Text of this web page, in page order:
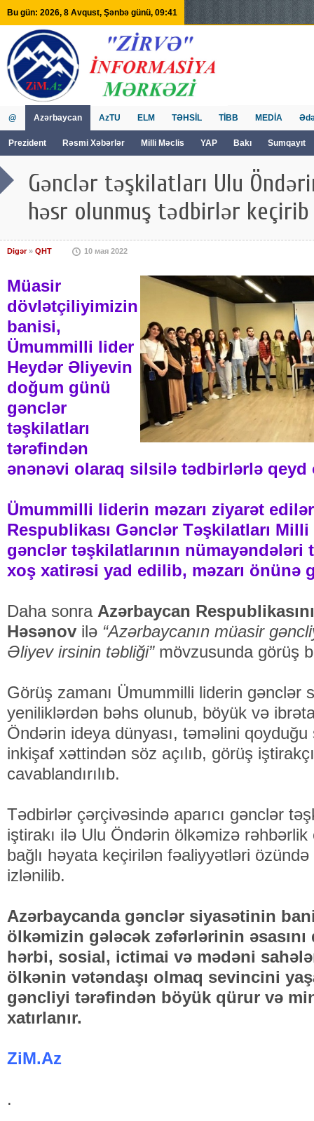
Bu gün: 2026, 8 Avqust, Şənbə günü, 09:41
@ Azərbaycan
Prezident Rəsmi Xəbərlər Milli Məclis YAP Bakı Sumqayıt
AzTU ELM TƏHSİL TİBB MEDİA
Gənclər təşkilatları Ulu
həsr olunmuş tədbirlər keçirib
Digər» QHT 10 мая 2022
Müasir
dövlətçiliyimizin
banisi,
Ümummilli lider
Heydər Əliyevin
doğum günü
gənclər
təşkilatları
tərəfindən
ənənəvi olaraq silsilə tədbirlərlə qeyd
Ümummilli liderin məzarı ziyarət
Respublikası Gənclər Təşkilatları
gənclər təşkilatlarının
xoş xatirəsi yad edilib, məzarı önünə
Daha sonra Azərbaycan
Həsənov ilə “Azərbaycanın müasir
Əliyev irsinin təbliği” mövzusunda görüş
Görüş zamanı Ümummilli liderin gənclər
yeniliklərdən bəhs olunub, böyük və
Öndərin ideya dünyası, təməlini
inkişaf xəttindən söz açılıb, görüş
cavablandırılıb.
Tədbirlər çərçivəsində aparıcı gənclər
iştirakı ilə Ulu Öndərin ölkəmizə
bağlı həyata keçirilən fəaliyyətləri
izlənilib.
Azərbaycanda gənclər siyasətinin
ölkəmizin gələcək zəfərlərinin
hərbi, sosial, ictimai və mədəni
ölkənin vətəndaşı olmaq sevincini
gəncliyi tərəfindən böyük qürur və
xatırlanır.
ZiM.Az
.